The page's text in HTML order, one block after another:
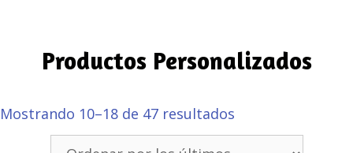
Productos Personalizados
Mostrando 10–18 de 47 resultados